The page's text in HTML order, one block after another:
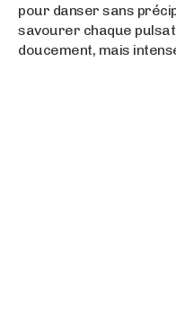
pour danser sans
savourer chaque
doucement, mais